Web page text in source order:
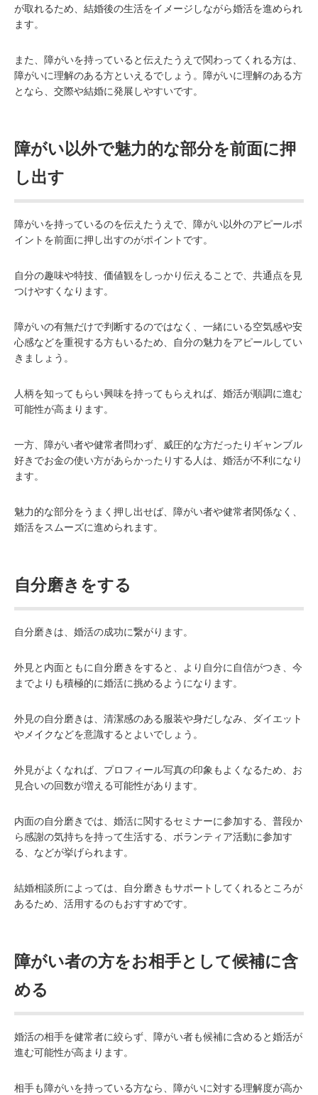
が取れるため、結婚後の生活をイメージしながら婚活を進められ
ます。
また、障がいを持っていると伝えたうえで関わってくれる方は、
障がいに理解のある方といえるでしょう。障がいに理解のある方
となら、交際や結婚に発展しやすいです。
障がい以外で魅力的な部分を前面に押
し出す
障がいを持っているのを伝えたうえで、障がい以外のアピールポ
イントを前面に押し出すのがポイントです。
自分の趣味や特技、価値観をしっかり伝えることで、共通点を見
つけやすくなります。
障がいの有無だけで判断するのではなく、一緒にいる空気感や安
心感などを重視する方もいるため、自分の魅力をアピールしてい
きましょう。
人柄を知ってもらい興味を持ってもらえれば、婚活が順調に進む
可能性が高まります。
一方、障がい者や健常者問わず、威圧的な方だったりギャンブル
好きでお金の使い方があらかったりする人は、婚活が不利になり
ます。
魅力的な部分をうまく押し出せば、障がい者や健常者関係なく、
婚活をスムーズに進められます。
自分磨きをする
自分磨きは、婚活の成功に繋がります。
外見と内面ともに自分磨きをすると、より自分に自信がつき、今
までよりも積極的に婚活に挑めるようになります。
外見の自分磨きは、清潔感のある服装や身だしなみ、ダイエット
やメイクなどを意識するとよいでしょう。
外見がよくなれば、プロフィール写真の印象もよくなるため、お
見合いの回数が増える可能性があります。
内面の自分磨きでは、婚活に関するセミナーに参加する、普段か
ら感謝の気持ちを持って生活する、ボランティア活動に参加す
る、などが挙げられます。
結婚相談所によっては、自分磨きもサポートしてくれるところが
あるため、活用するのもおすすめです。
障がい者の方をお相手として候補に含
める
婚活の相手を健常者に絞らず、障がい者も候補に含めると婚活が
進む可能性が高まります。
相手も障がいを持っている方なら、障がいに対する理解度が高か